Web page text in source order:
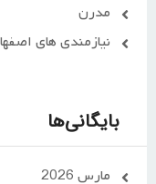
مدرن
نیازمندی های
بایگانی‌ها
مارس 2026